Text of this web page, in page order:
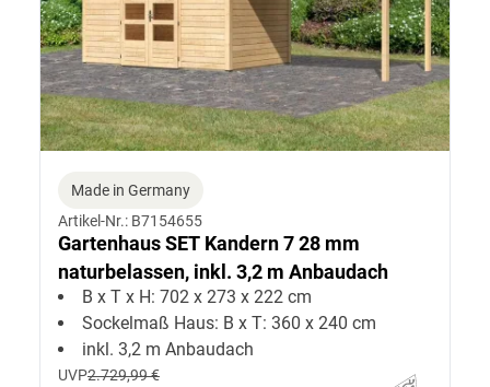
Made in Germany
Artikel-Nr.: B7154655
Gartenhaus SET Kandern 7 28 mm
naturbelassen, inkl. 3,2 m Anbaudach
B x T x H: 702 x 273 x 222 cm
Sockelmaß Haus: B x T: 360 x 240 cm
inkl. 3,2 m Anbaudach
UVP2.729,99 €